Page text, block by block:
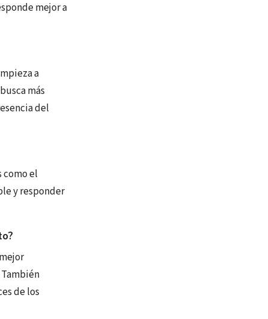
mejor a
a
más
del
como el
y responder
de los